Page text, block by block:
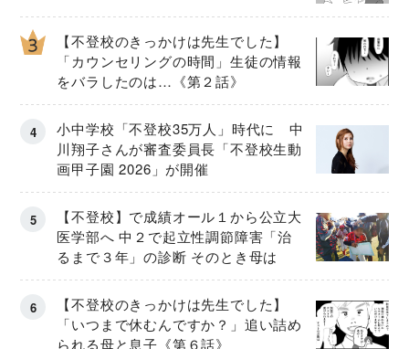
【不登校のきっかけは先生でした】
「カウンセリングの時間」生徒の情報
をバラしたのは…《第２話》
小中学校「不登校35万人」時代に 中
川翔子さんが審査委員長「不登校生動
画甲子園 2026」が開催
【不登校】で成績オール１から公立大
医学部へ 中２で起立性調節障害「治
るまで３年」の診断 そのとき母は
【不登校のきっかけは先生でした】
「いつまで休むんですか？」追い詰め
られる母と息子《第６話》